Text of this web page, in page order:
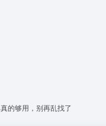
的够用，别再乱找了